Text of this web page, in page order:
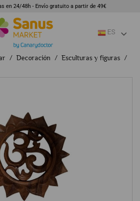
en 24/48h - Envío gratuito a partir de 49€
ES
Decoración
Esculturas y figuras